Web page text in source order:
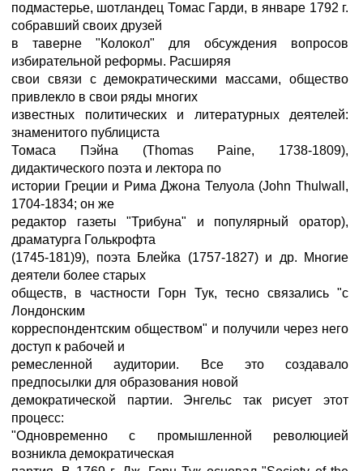
подмастерье, шотландец Томас Гарди, в январе 1792 г.
собравший своих друзей
в таверне "Колокол" для обсуждения вопросов
избирательной реформы. Расширяя
свои связи с демократическими массами, общество
привлекло в свои ряды многих
известных политических и литературных деятелей:
знаменитого публициста
Томаса Пэйна (Thomas Paine, 1738-1809),
дидактического поэта и лектора по
истории Греции и Рима Джона Телуола (John Thulwall,
1704-1834; он же
редактор газеты "Трибуна" и популярный оратор),
драматурга Голькрофта
(1745-181)9), поэта Блейка (1757-1827) и др. Многие
деятели более старых
обществ, в частности Горн Тук, тесно связались "с
Лондонским
корреспондентским обществом" и получили через него
доступ к рабочей и
ремесленной аудитории. Все это создавало
предпосылки для образования новой
демократической партии. Энгельс так рисует этот
процесс:
"Одновременно с промышленной революцией
возникла демократическая